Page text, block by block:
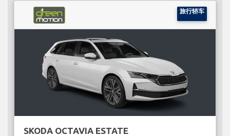
旅行轿车
SKODA OCTAVIA ESTATE